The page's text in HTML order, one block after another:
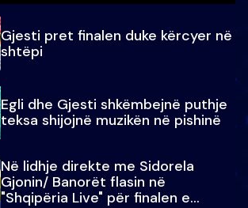
Gjesti pret finalen duke kërcyer në
shtëpi
Egli dhe Gjesti shkëmbejnë puthje
teksa shijojnë muzikën në pishinë
Në lidhje direkte me Sidorela
Gjonin/ Banorët flasin në
"Shqipëria Live" për finalen e